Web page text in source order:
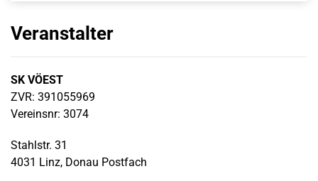
Veranstalter
SK VÖEST
ZVR: 391055969
Vereinsnr: 3074
Stahlstr. 31
4031 Linz, Donau Postfach